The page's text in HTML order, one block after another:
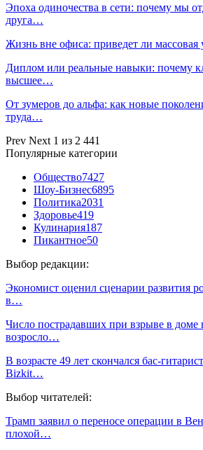
Эпоха одиночества в сети: почему мы
друга…
Жизнь вне офиса: приведет ли массовая
Диплом или реальные навыки: почему
высшее…
От зумеров до альфа: как новые
труда…
Prev Next 1 из 2 441
Популярные категории
Общество7427
Шоу-Бизнес6895
Политика2031
Здоровье419
Кулинария187
Пикантное50
Выбор редакции:
Экономист оценил сценарии развития
в…
Число пострадавших при взрыве в доме
возросло…
В возрасте 49 лет скончался бас-
Bizkit…
Выбор читателей:
Трамп заявил о переносе операции в
плохой…